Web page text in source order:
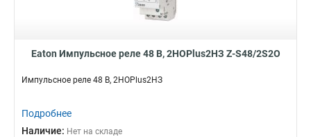
Eaton Импульсное реле 48 В, 2НОPlus2НЗ Z-S48/2S2O
Импульсное реле 48 В, 2НОPlus2НЗ
Подробнее
Наличие: Нет на складе